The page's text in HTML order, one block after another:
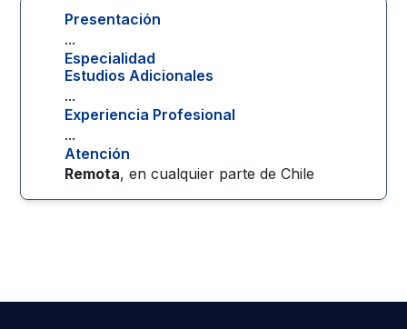
Presentación
...
Especialidad
Estudios Adicionales
...
Experiencia Profesional
...
Atención
Remota, en cualquier parte deChile